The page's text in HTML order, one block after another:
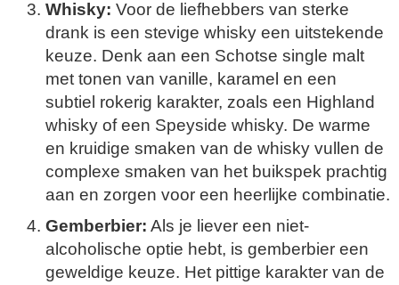
Whisky: Voor de liefhebbers van sterke
drank is een stevige whisky een uitstekende
keuze. Denk aan een Schotse single malt
met tonen van vanille, karamel en een
subtiel rokerig karakter, zoals een Highland
whisky of een Speyside whisky. De warme
en kruidige smaken van de whisky vullen de
complexe smaken van het buikspek prachtig
aan en zorgen voor een heerlijke combinatie.
Gemberbier: Als je liever een niet-
alcoholische optie hebt, is gemberbier een
geweldige keuze. Het pittige karakter van de